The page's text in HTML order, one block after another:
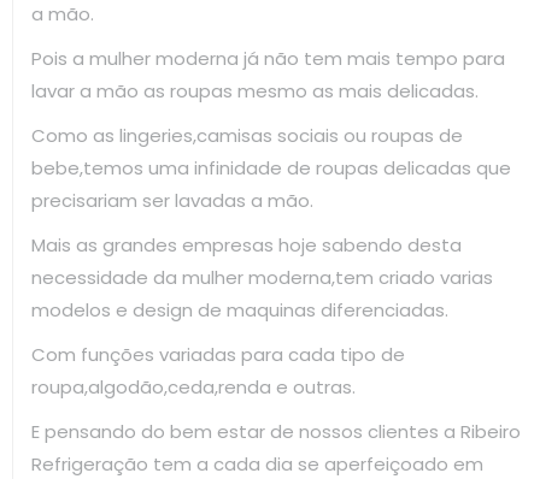
a mão.
Pois a mulher moderna já não tem mais tempo para
lavar a mão as roupas mesmo as mais delicadas.
Como as lingeries,camisas sociais ou roupas de
bebe,temos uma infinidade de roupas delicadas que
precisariam ser lavadas a mão.
Mais as grandes empresas hoje sabendo desta
necessidade da mulher moderna,tem criado varias
modelos e design de maquinas diferenciadas.
Com funções variadas para cada tipo de
roupa,algodão,ceda,renda e outras.
E pensando do bem estar de nossos clientes a Ribeiro
Refrigeração tem a cada dia se aperfeiçoado em